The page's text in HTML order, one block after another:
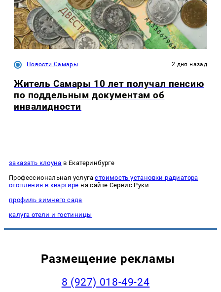
Новости Самары 2 дня назад
Житель Самары 10 лет получал пенсию
по поддельным документам об
инвалидности
заказать клоуна в Екатеринбурге
Профессиональная услугастоимость установки радиатора
отопления в квартире на сайте Сервис Руки
профиль зимнего сада
калуга отели и гостиницы
Размещение рекламы
8 (927) 018-49-24